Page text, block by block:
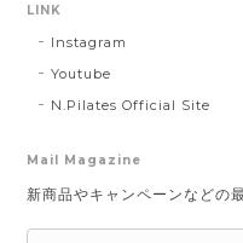
LINK
Instagram
Youtube
N.Pilates Official Site
Mail Magazine
新商品やキャンペーンなどの